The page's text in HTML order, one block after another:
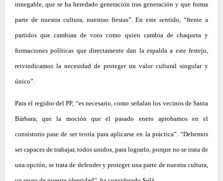
innegable, que se ha heredado generación tras generación y que forma
parte de nuestra cultura, nuestras fiestas”. En este sentido, “frente a
partidos que cambian de voto como quien cambia de chaqueta y
formaciones políticas que directamente dan la espalda a este festejo,
reivindicamos la necesidad de proteger un valor cultural singular y
único”.
Para el regidor del PP, “es necesario, como señalan los vecinos de Santa
Bárbara, que la moción que el pasado enero aprobamos en el
consistorio pase de ser teoría para aplicarse en la práctica”. “Debemos
ser capaces de trabajar, todos unidos, para lograrlo, porque no se trata de
una opción, se trata de defender y proteger una parte de nuestra cultura,